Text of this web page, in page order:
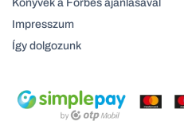
Könyvek a Forbes ajánlásával
Impresszum
Így dolgozunk